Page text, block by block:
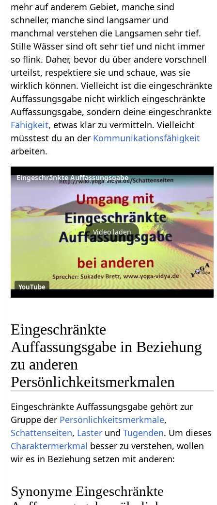
mehr auf anderem Gebiet, manche sind
schneller, manche sind langsamer und
manchmal verstehen die Langsamen sehr tief.
Stille Wässer sind oft sehr tief und nicht immer
so flink. Daher, bevor du über andere vorschnell
urteilst, respektiere sie und schaue, was sie
wirklich können. Vielleicht ist die eingeschränkte
Auffassungsgabe nicht wirklich eingeschränkte
Auffassungsgabe, sondern deine eingeschränkte
Fähigkeit, etwas klar zu vermitteln. Vielleicht
müsstest du an der Kommunikationsfähigkeit
arbeiten.
Eingeschränkte Auffassungsgabe
Video laden
YouTube
Eingeschränkte
Auffassungsgabe in Beziehung
zu anderen
Persönlichkeitsmerkmalen
Eingeschränkte Auffassungsgabe gehört zur
Gruppe der Persönlichkeitsmerkmale,
Schattenseiten, Laster undTugenden. Um dieses
Charaktermerkmal besser zu verstehen, wollen
wir es in Beziehung setzen mit anderen:
Synonyme Eingeschränkte